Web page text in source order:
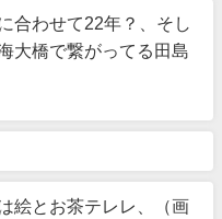
合わせて22年？、そし
大橋で繋がってる田島
絵とお茶テレレ、（画